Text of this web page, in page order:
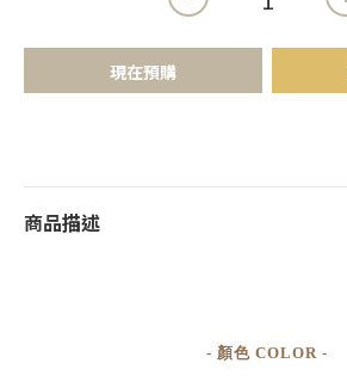
現在預購
商品描述
- 顏色 COLOR -